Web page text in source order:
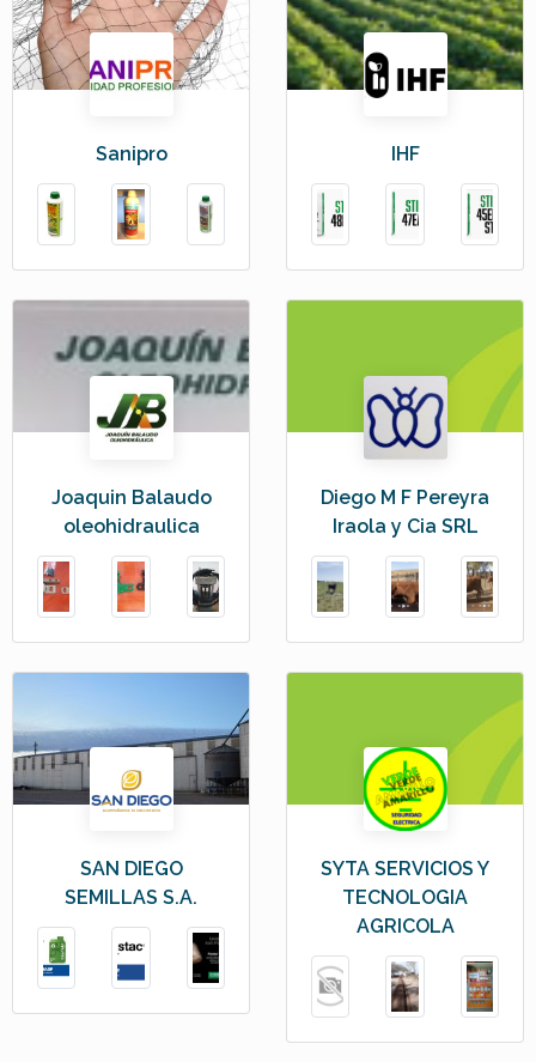
Sanipro IHF
Joaquin Balaudo
oleohidraulica
Diego M F Pereyra
Iraola y Cia SRL
SAN DIEGO
SEMILLAS S.A.
SYTA SERVICIOS Y
TECNOLOGIA
AGRICOLA